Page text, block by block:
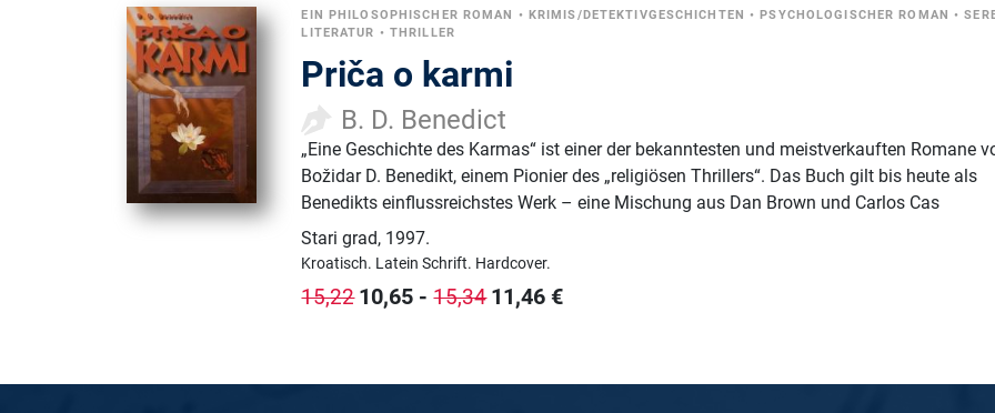
EIN PHILOSOPHISCHER ROMAN • KRIMIS/DETEKTIVGESCHICHTEN •PSYCHOLOGISCHER ROMAN •
LITERATUR • THRILLER
Priča o karmi
B. D. Benedict
„Eine Geschichte des Karmas“ ist einer der bekanntesten und meistverkauften Romane
Božidar D. Benedikt, einem Pionier des „religiösen Thrillers“. Das Buch gilt bis heute als
Benedikts einflussreichstes Werk – eine Mischung aus Dan Brown und Carlos Cas
Stari grad, 1997.
Kroatisch. Latein Schrift. Hardcover.
15,2210,65 -15,3411,46 €